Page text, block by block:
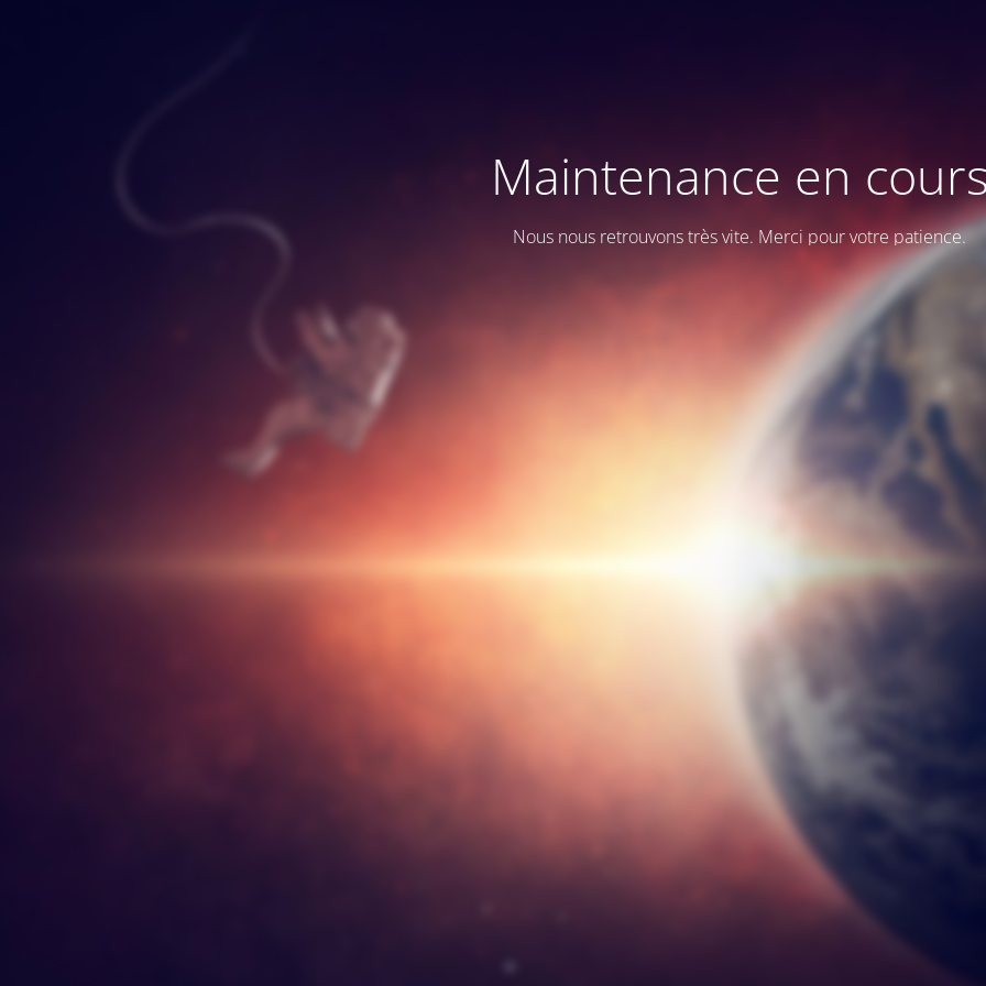
Maintenance en
Nous nous retrouvons très vite. Merci pour votre patience.